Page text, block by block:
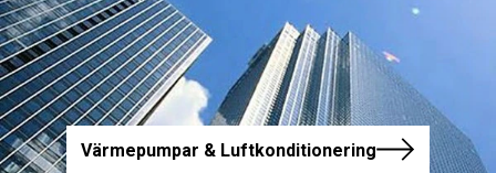
Värmepumpar & Luftkonditionering